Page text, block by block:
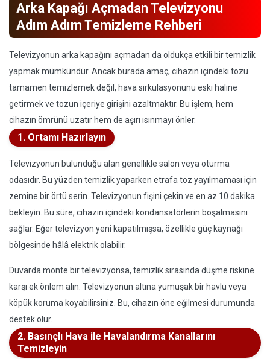
Arka Kapağı Açmadan Televizyonu
Adım Adım Temizleme Rehberi
Televizyonun arka kapağını açmadan da oldukça etkili bir temizlik
yapmak mümkündür. Ancak burada amaç, cihazın içindeki tozu
tamamen temizlemek değil, hava sirkülasyonunu eski haline
getirmek ve tozun içeriye girişini azaltmaktır. Bu işlem, hem
cihazın ömrünü uzatır hem de aşırı ısınmayı önler.
1. Ortamı Hazırlayın
Televizyonun bulunduğu alan genellikle salon veya oturma
odasıdır. Bu yüzden temizlik yaparken etrafa toz yayılmaması için
zemine bir örtü serin. Televizyonun fişini çekin ve en az 10 dakika
bekleyin. Bu süre, cihazın içindeki kondansatörlerin boşalmasını
sağlar. Eğer televizyon yeni kapatılmışsa, özellikle güç kaynağı
bölgesinde hâlâ elektrik olabilir.
Duvarda monte bir televizyonsa, temizlik sırasında düşme riskine
karşı ek önlem alın. Televizyonun altına yumuşak bir havlu veya
köpük koruma koyabilirsiniz. Bu, cihazın öne eğilmesi durumunda
destek olur.
2. Basınçlı Hava ile Havalandırma Kanallarını
Temizleyin